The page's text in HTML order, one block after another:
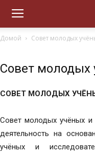
Домой Совет молодых
Совет молодых
СОВЕТ МОЛОДЫХ
Совет молодых учёных и
деятельность на
учёных и